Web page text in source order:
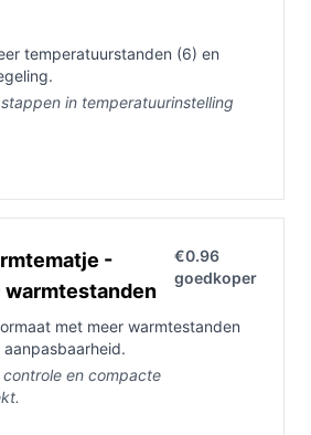
temperatuurstanden (6) en
in temperatuurinstelling
-
€0.96
goedkoper
met meer warmtestanden
en compacte